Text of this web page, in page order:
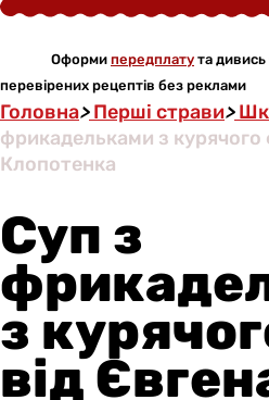
Оформи передплату та
перевірених рецептів без реклами
Головна>Перші страви>
фрикадельками з курячого
Клопотенка
Суп з
з
від